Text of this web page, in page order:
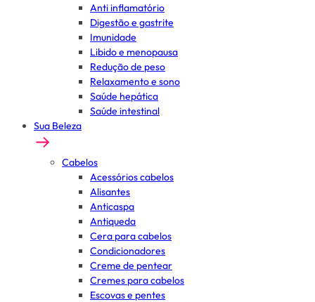
Anti inflamatório
Digestão e gastrite
Imunidade
Libido e menopausa
Redução de peso
Relaxamento e sono
Saúde hepática
Saúde intestinal
Sua Beleza
Cabelos
Acessórios cabelos
Alisantes
Anticaspa
Antiqueda
Cera para cabelos
Condicionadores
Creme de pentear
Cremes para cabelos
Escovas e pentes